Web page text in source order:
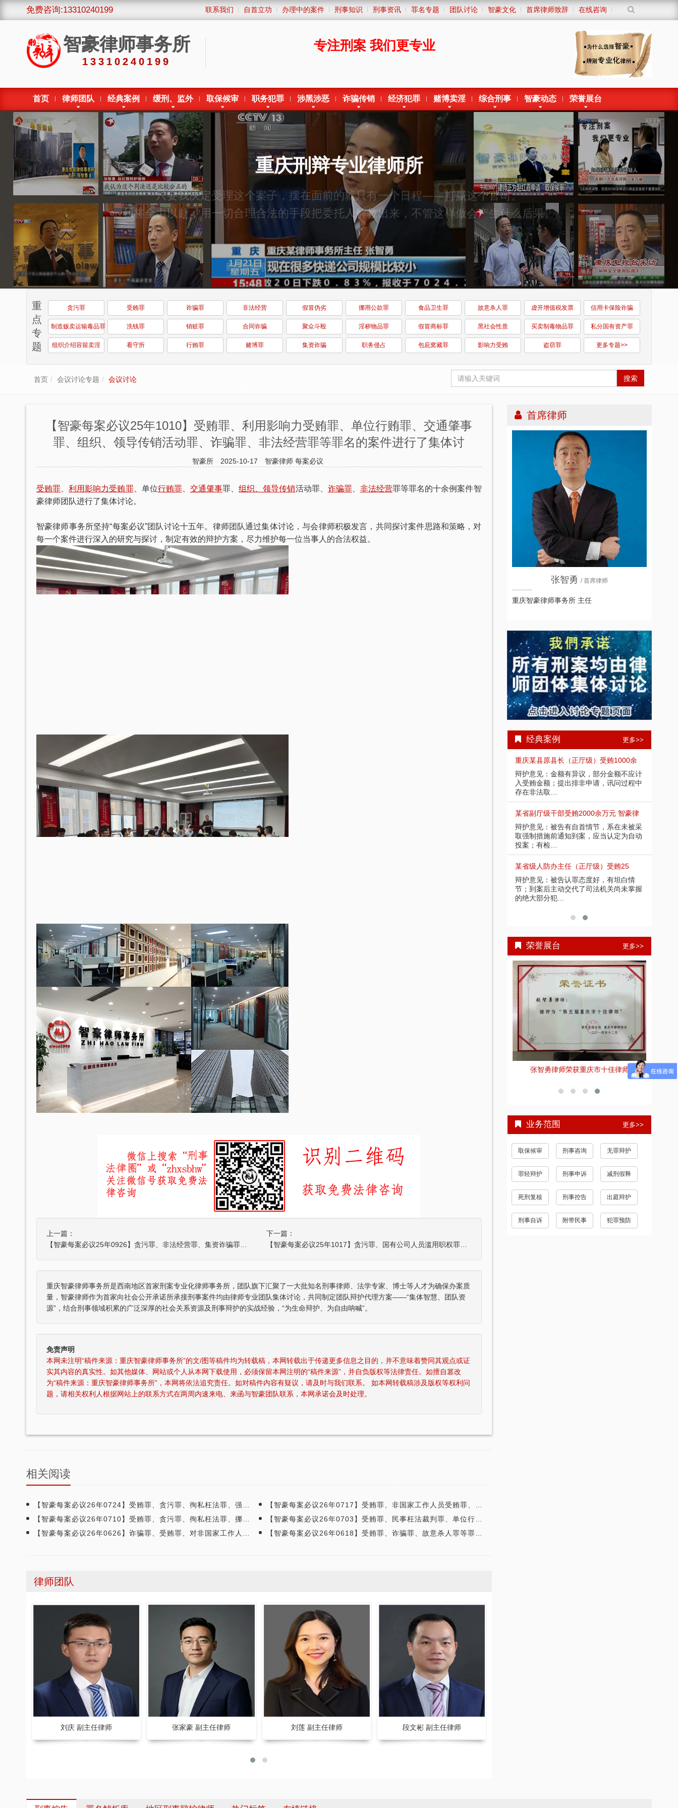
免费咨询:13310240199 联系我们 自首立功 办理中的案件 刑事知识 刑事资讯 罪名专题 团队讨论 智豪文化 首席律师致辞 在线咨询
智豪律师事务所
13310240199
专注刑案 我们更专业
首页 律师团队 经典案例 缓刑、监外 取保候审 职务犯罪 涉黑涉恶 诈骗传销 经济犯罪 赌博卖淫 综合刑事 智豪动态 荣誉展台
重庆刑辩专业律师所
只要我决定受理这个案子，摆在面前的就只有一个日程——打赢这个官司。
我将全力以赴，用一切合理合法的手段把委托人解救出来，不管这样做会产生什么后果。
重
点
专
题
贪污罪 受贿罪 诈骗罪 非法经营 假冒伪劣 挪用公款罪 食品卫生罪 故意杀人罪 虚开增值税发票 信用卡保险诈骗
制造贩卖运输毒品罪 洗钱罪 销赃罪 合同诈骗 聚众斗殴 淫秽物品罪 假冒商标罪 黑社会性质 买卖制毒物品罪 私分国有资产罪
组织介绍容留卖淫 看守所 行贿罪 赌博罪 集资诈骗 职务侵占 包庇窝藏罪 影响力受贿 盗窃罪 更多专题>>
首页 会议讨论专题 会议讨论 搜索
【智豪每案必议25年1010】受贿罪、利用影响力受贿罪、单位行贿罪、交通肇事
罪、组织、领导传销活动罪、诈骗罪、非法经营罪等罪名的案件进行了集体讨
智豪所 2025-10-17 智豪律师 每案必议
受贿罪 、利用影响力受贿罪、单位行贿罪、 交通肇事罪、组织、领导传销活动罪、 诈骗罪、 非法经营罪等罪名的十余例案件智
豪律师团队进行了集体讨论。
智豪律师事务所坚持“每案必议”团队讨论十五年。律师团队通过集体讨论，与会律师积极发言，共同探讨案件思路和策略，对
每一个案件进行深入的研究与探讨，制定有效的辩护方案，尽力维护每一位当事人的合法权益。
上一篇：
下一篇：
重庆智豪律师事务所是西南地区首家刑案专业化律师事务所，团队旗下汇聚了一大批知名刑事律师、法学专家、博士等人才为确保办案质
量，智豪律师作为首家向社会公开承诺所承接刑事案件均由律师专业团队集体讨论，共同制定团队辩护代理方案——“集体智慧、团队资
源”，结合刑事领域积累的广泛深厚的社会关系资源及刑事辩护的实战经验，“为生命辩护、为自由呐喊”。
免责声明
本网未注明“稿件来源：重庆智豪律师事务所”的文/图等稿件均为转载稿，本网转载出于传递更多信息之目的，并不意味着赞同其观点或证
实其内容的真实性。如其他媒体、网站或个人从本网下载使用，必须保留本网注明的“稿件来源”，并自负版权等法律责任。如擅自篡改
为“稿件来源：重庆智豪律师事务所”，本网将依法追究责任。如对稿件内容有疑议，请及时与我们联系。 如本网转载稿涉及版权等权利问
题，请相关权利人根据网站上的联系方式在两周内速来电、来函与智豪团队联系，本网承诺会及时处理。
相关阅读
【智豪每案必议26年0724】受贿罪、贪污罪、徇私枉法罪、强奸罪、猥亵儿童罪、诈骗罪等罪名的案件进行了集体讨论。
【智豪每案必议26年0717】受贿罪、非国家工作人员受贿罪、诈骗罪、组织卖淫罪、抢劫罪、敲诈勒索罪、违法发放贷款罪、高利转贷罪等罪名的案件进行了
【智豪每案必议26年0710】受贿罪、贪污罪、徇私枉法罪、挪用公款罪、掩饰隐瞒犯罪所得罪、盗窃罪、帮助信息网络犯罪活动罪、诈骗罪等罪名的案件进行
【智豪每案必议26年0703】受贿罪、民事枉法裁判罪、单位行贿罪、串通投标罪、故意杀人罪、掩饰隐瞒犯罪所得罪、诈骗罪等罪名的案件进行了集体讨论。
【智豪每案必议26年0626】诈骗罪、受贿罪、对非国家工作人员行贿罪、开设赌场罪、偷越国边境罪、贩卖毒品罪、串通投标罪、故意杀人罪等罪名的案件进
【智豪每案必议26年0618】受贿罪、诈骗罪、故意杀人罪等罪名的案件进行了集体讨论。
律师团队
刘庆 副主任律师 张家豪 副主任律师 刘莲 副主任律师 段文彬 副主任律师
首席律师
张智勇 / 首席律师
重庆智豪律师事务所 主任
经典案例 更多>>
四川“黑老大”刘汉刘维全国特大涉黑
2014年5月23日，湖北省咸宁市中级人民
法院对刘汉、刘维等36名被告人组织、领
导、参加黑社会…
李某受贿130余万元，论罪当处十年以上
辩护意见：失控不实，李某客观上不具有
相关职权；本案属于单位受贿；李某仅起
重庆某县原县长（正厅级）受贿1000余
辩护意见：金额有异议，部分金额不应计
入受贿金额；提出排非申请，讯问过程中
存在非法取…
某省副厅级干部受贿2000余万元 智豪律
辩护意见：被告有自首情节，系在未被采
取强制措施前通知到案，应当认定为自动
重庆某县原县长（正厅级）受贿1000余
辩护意见：金额有异议，部分金额不应计
入受贿金额；提出排非申请，讯问过程中
存在非法取…
某省副厅级干部受贿2000余万元 智豪律
辩护意见：被告有自首情节，系在未被采
取强制措施前通知到案，应当认定为自动
投案；有检…
某省级人防办主任（正厅级）受贿25
辩护意见：被告认罪态度好，有坦白情
节；到案后主动交代了司法机关尚未掌握
的绝大部分犯…
荣誉展台 更多>>
勇律师荣获重庆市十佳律师
重庆智豪律师事务所荣获司法部颁发“全国
优秀律师事务所”称号
张智勇律师荣获全国优秀律师
张智勇律师荣获重庆市十佳律师
重庆智
业务范围 更多>>
取保候审 刑事咨询 无罪辩护
罪轻辩护 刑事申诉 减刑假释
死刑复核 刑事控告 出庭辩护
刑事自诉 附带民事 犯罪预防